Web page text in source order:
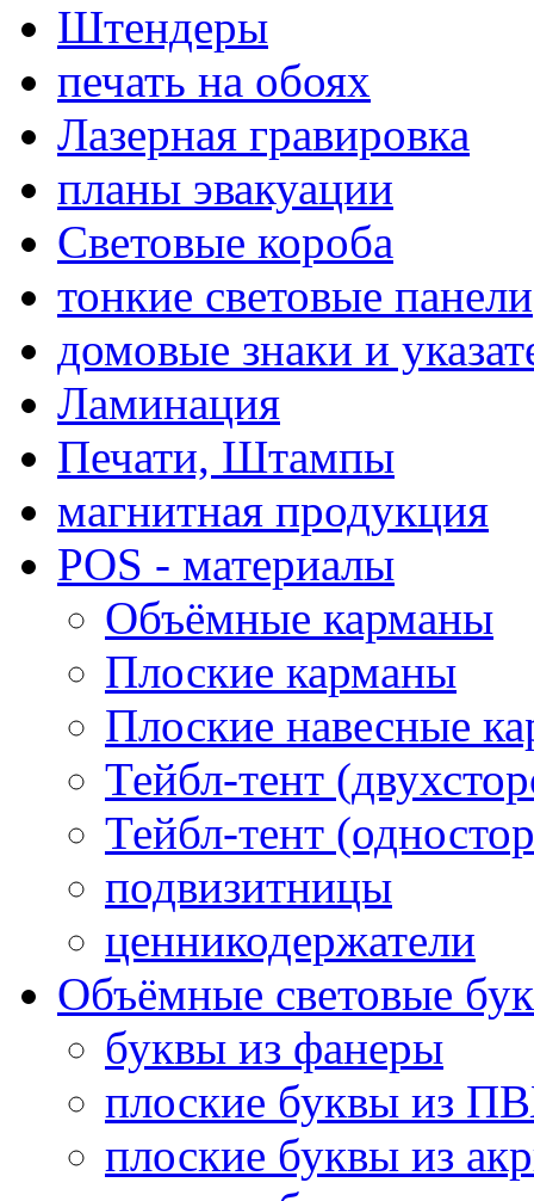
Штендеры
печать на обоях
Лазерная гравировка
планы эвакуации
Световые короба
тонкие световые панели
домовые знаки и
Ламинация
Печати, Штампы
магнитная продукция
POS - материалы
Объёмные карманы
Плоские карманы
Плоские навесные
Тейбл-тент
Тейбл-тент
подвизитницы
ценникодержатели
Объёмные световые
буквы из фанеры
плоские буквы из
плоские буквы из